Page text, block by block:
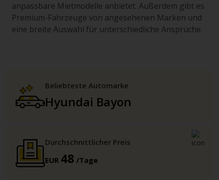
anpassbare Mietmodelle anbietet. Außerdem gibt es
Premium-Fahrzeuge von angesehenen Marken und
eine breite Auswahl für unterschiedliche Ansprüche.
Beliebteste Automarke
Hyundai Bayon
Durchschnittlicher Preis
EUR 48 /Tage